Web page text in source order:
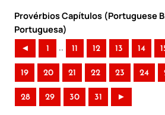
Provérbios Capítulos (Portuguese
Portuguesa)
◄ 1 .. 11 12 13 14
19 20 21 22 23 24
28 29 30 31 ►